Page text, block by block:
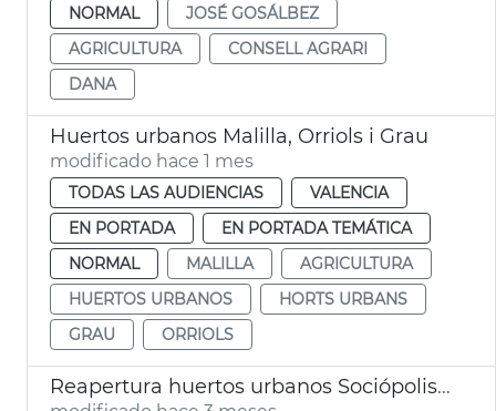
NORMAL
JOSÉ GOSÁLBEZ
AGRICULTURA
CONSELL AGRARI
DANA
Huertos urbanos Malilla, Orriols i Grau
modificado hace 1 mes
TODAS LAS AUDIENCIAS
VALENCIA
EN PORTADA
EN PORTADA TEMÁTICA
NORMAL
MALILLA
AGRICULTURA
HUERTOS URBANOS
HORTS URBANS
GRAU
ORRIOLS
Reapertura huertos urbanos Sociópolis València